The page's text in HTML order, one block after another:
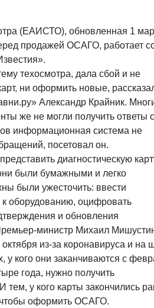
(ЕАИСТО), обновленная 1
продажей ОСАГО, работает
техосмотра, дала сбой и не
ни оформить новые,
Александр Крайник.
же не могли получить ответы с
информационная система не
посетовал он.
диагностическую
были бумажными и легко
были ужесточить: ввести
оборудованию, оцифровать
и обновления
министр Михаил
из-за коронавируса и на
у кого они заканчиваются с
года, нужно получить
тем, у кого карты закончились
чтобы оформить ОСАГО.